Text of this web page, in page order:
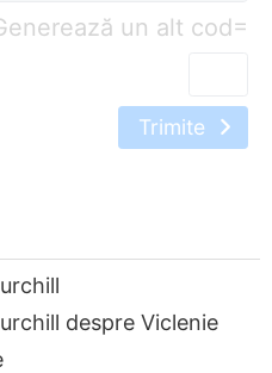
=
Trimite
despre Viclenie